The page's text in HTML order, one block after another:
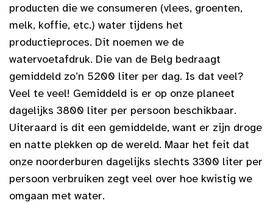
producten die we consumeren (vlees, groenten,
melk, koffie, etc.) water tijdens het
productieproces. Dit noemen we de
watervoetafdruk. Die van de Belg bedraagt
gemiddeld zo’n 5200 liter per dag. Is dat veel?
Veel te veel! Gemiddeld is er op onze planeet
dagelijks 3800 liter per persoon beschikbaar.
Uiteraard is dit een gemiddelde, want er zijn droge
en natte plekken op de wereld. Maar het feit dat
onze noorderburen dagelijks slechts 3300 liter per
persoon verbruiken zegt veel over hoe kwistig we
omgaan met water.